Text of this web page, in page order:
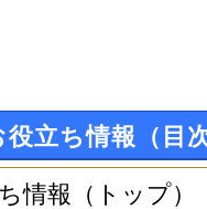
役立ち情報（目次
情報（トップ）